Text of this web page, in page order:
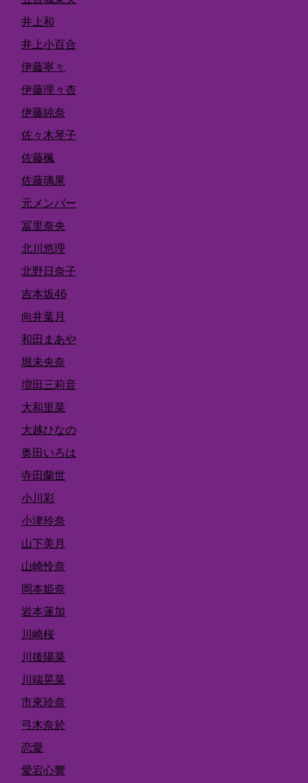
井上和
井上小百合
伊藤寧々
伊藤理々杏
伊藤純奈
佐々木琴子
佐藤楓
佐藤璃果
元メンバー
冨里奈央
北川悠理
北野日奈子
吉本坂46
向井葉月
和田まあや
堀未央奈
増田三莉音
大和里菜
大越ひなの
奥田いろは
寺田蘭世
小川彩
小津玲奈
山下美月
山崎怜奈
岡本姫奈
岩本蓮加
川崎桜
川後陽菜
川端晃菜
市來玲奈
弓木奈於
恋愛
愛宕心響